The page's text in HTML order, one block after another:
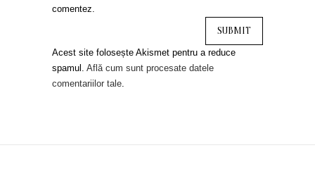
comentez.
Acest site folosește Akismet pentru a reduce
spamul. Află cum sunt procesate datele
comentariilor tale.